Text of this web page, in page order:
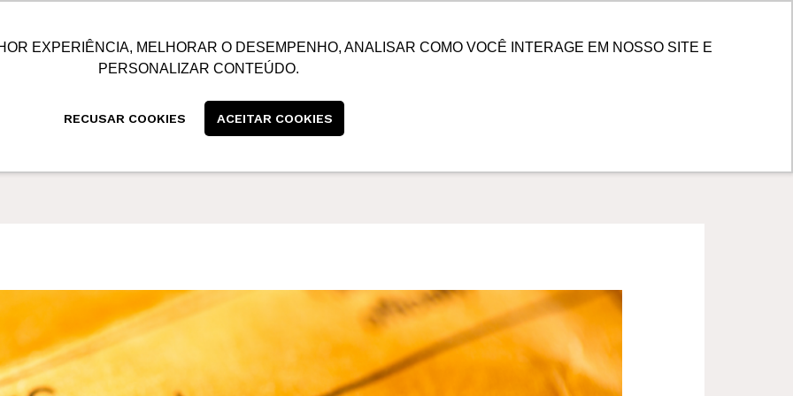
EXPERIÊNCIA, MELHORAR O DESEMPENHO, ANALISAR COMO VOCÊ INTERAGE EM NOSSO SITE E
PERSONALIZAR CONTEÚDO.
RECUSAR COOKIES ACEITAR COOKIES
SUSTENTABILIDADE BLOG CONTATO CENTRAL DE CLIENTES